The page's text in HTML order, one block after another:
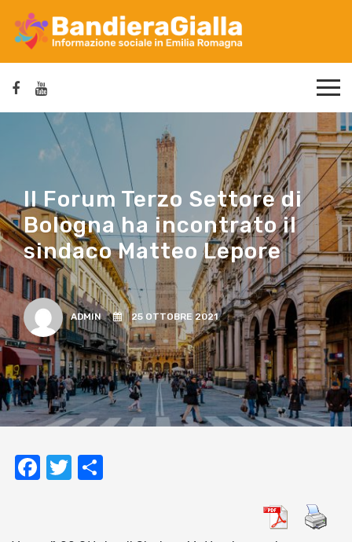
Il Forum Terzo Settore di
Bologna ha incontrato il
sindaco Matteo Lepore
ADMIN 25 OTTOBRE 2021
Facebook
Twitter